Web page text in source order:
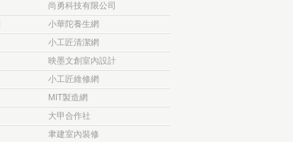
尚勇科技有限公司
小華陀養生網
小工匠清潔網
映墨文創室內設計
小工匠維修網
MIT製造網
大甲合作社
聿建室內裝修